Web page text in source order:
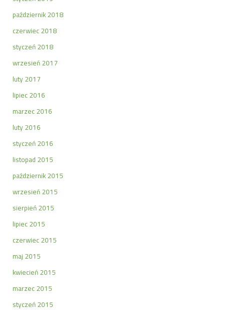
październik 2018
czerwiec 2018
styczeń 2018
wrzesień 2017
luty 2017
lipiec 2016
marzec 2016
luty 2016
styczeń 2016
listopad 2015
październik 2015
wrzesień 2015
sierpień 2015
lipiec 2015
czerwiec 2015
maj 2015
kwiecień 2015
marzec 2015
styczeń 2015